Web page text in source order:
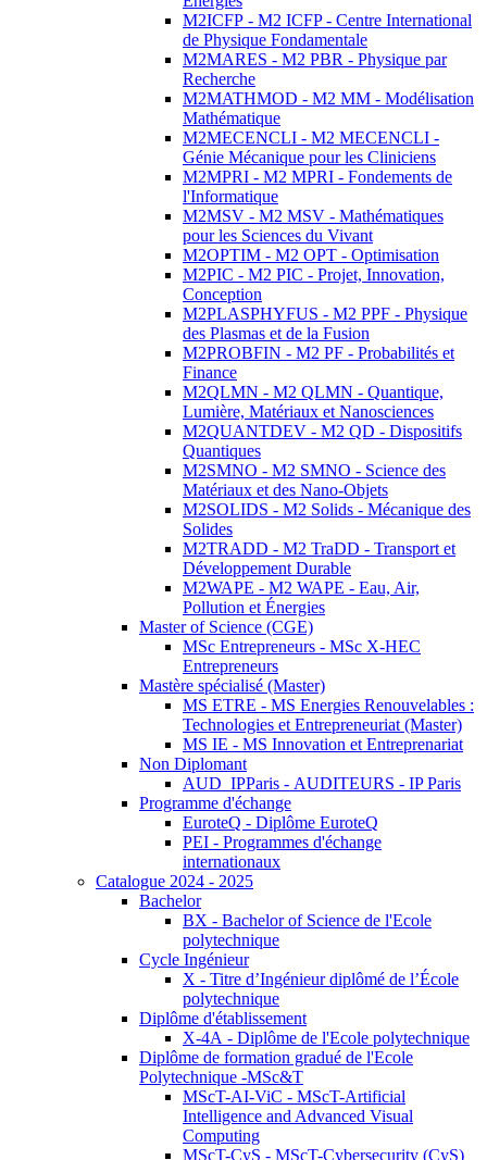
M2ICFP - M2 ICFP - Centre International
de Physique Fondamentale
M2MARES - M2 PBR - Physique par
Recherche
M2MATHMOD - M2 MM - Modélisation
Mathématique
M2MECENCLI - M2 MECENCLI -
Génie Mécanique pour les Cliniciens
M2MPRI - M2 MPRI - Fondements de
l'Informatique
M2MSV - M2 MSV - Mathématiques
pour les Sciences du Vivant
M2OPTIM - M2 OPT - Optimisation
M2PIC - M2 PIC - Projet, Innovation,
Conception
M2PLASPHYFUS - M2 PPF - Physique
des Plasmas et de la Fusion
M2PROBFIN - M2 PF - Probabilités et
Finance
M2QLMN - M2 QLMN - Quantique,
Lumière, Matériaux et Nanosciences
M2QUANTDEV - M2 QD - Dispositifs
Quantiques
M2SMNO - M2 SMNO - Science des
Matériaux et des Nano-Objets
M2SOLIDS - M2 Solids - Mécanique des
Solides
M2TRADD - M2 TraDD - Transport et
Développement Durable
M2WAPE - M2 WAPE - Eau, Air,
Pollution et Énergies
Master of Science (CGE)
MSc Entrepreneurs - MSc X-HEC
Entrepreneurs
Mastère spécialisé (Master)
MS ETRE - MS Energies Renouvelables :
Technologies et Entrepreneuriat (Master)
MS IE - MS Innovation et Entreprenariat
Non Diplomant
AUD_IPParis - AUDITEURS - IP Paris
Programme d'échange
EuroteQ - Diplôme EuroteQ
PEI - Programmes d'échange
internationaux
Catalogue 2024 - 2025
Bachelor
BX - Bachelor of Science de l'Ecole
polytechnique
Cycle Ingénieur
X - Titre d’Ingénieur diplômé de l’École
polytechnique
Diplôme d'établissement
X-4A - Diplôme de l'Ecole polytechnique
Diplôme de formation gradué de l'Ecole
Polytechnique -MSc&T
MScT-AI-ViC - MScT-Artificial
Intelligence and Advanced Visual
Computing
MScT-CyS - MScT-Cybersecurity (CyS)